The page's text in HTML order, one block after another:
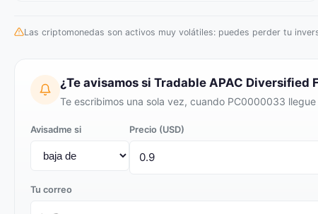
Las criptomonedas son activos muy volátiles: puedes perder tu
¿Te avisamos si Tradable APAC Diversified
Te escribimos una sola vez, cuando PC0000033
Avisadme si Precio (USD)
Tu correo